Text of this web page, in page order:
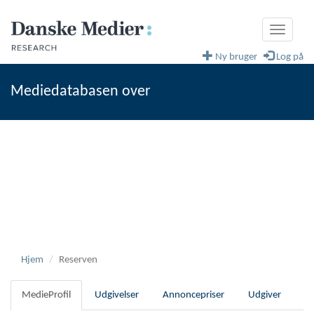
Toggle
Log på
Ny bruger
Mediedatabasen over
Hjem Reserven
MedieProfil Udgivelser Annoncepriser Udgiver